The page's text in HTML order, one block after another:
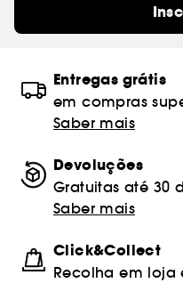
Entregas grátis
em compras
Saber mais
Devoluções
Gratuitas até 30
Saber mais
Click&Collect
Recolha em loja